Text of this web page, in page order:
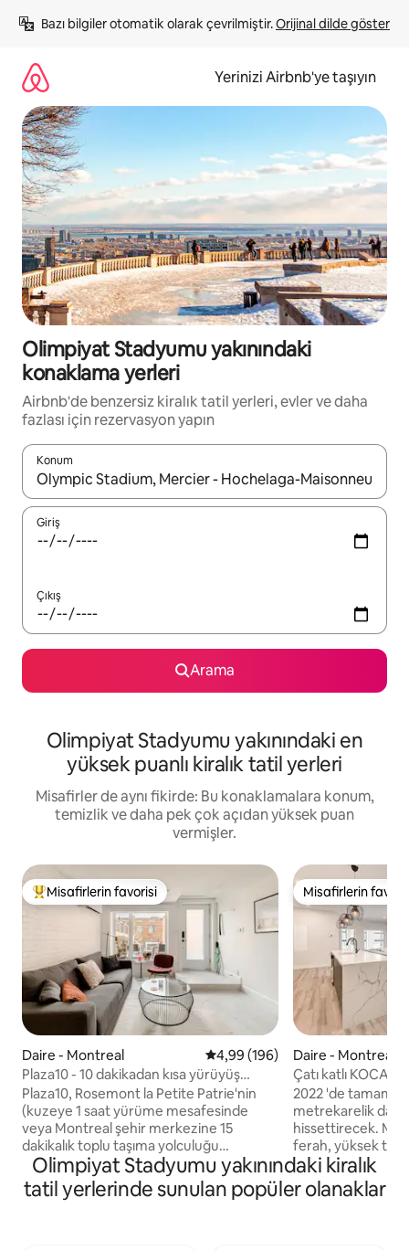
atla
Bazı bilgiler otomatik olarak çevrilmiştir. Orijinal dilde göster
Yerinizi Airbnb'ye taşıyın
Olimpiyat Stadyumu yakınındaki
konaklama yerleri
Airbnb'de benzersiz kiralık tatil yerleri, evler ve daha
fazlası için rezervasyon yapın
Konum
Sonuçlar kullanılabilir olduğunda yukarı ve aşağı oklarıyla
Giriş
Çıkış
Arama
Olimpiyat Stadyumu yakınındaki en
yüksek puanlı kiralık tatil yerleri
Misafirler de aynı fikirde: Bu konaklamalara konum,
temizlik ve daha pek çok açıdan yüksek puan
vermişler.
Misafirlerin favorilerinden en beğenilenler arasında
Misafirlerin favorisi
Daire - Montreal 5 üzerinden ortalama 4,99
4,99 (196)
Plaza10 - 10 dakikadan kısa yürüyüş
mesafesinde 20 restoran
Plaza10, Rosemont la Petite Patrie'nin
(kuzeye 1 saat yürüme mesafesinde
veya Montreal şehir merkezine 15
dakikalık toplu taşıma yolculuğu
mesafesinde) kalbinde yer alan modern
ve şık tek yatak odalı bir dairedir. Burası
restoranlar, kafeler, alışveriş ve eğlence
Misafirlerin
Misafirlerin
Daire - Montreal
Çatı katlı
- Plaza St-Hubert
2022 'de
metrekarelik
hissettirecek.
ferah, yüksek
büyüleyecek.
arkadaşlarınızla
yaratmak için tam
Olimpiyat Stadyumu yakınındaki kiralık
tatil yerlerinde sunulan popüler olanaklar